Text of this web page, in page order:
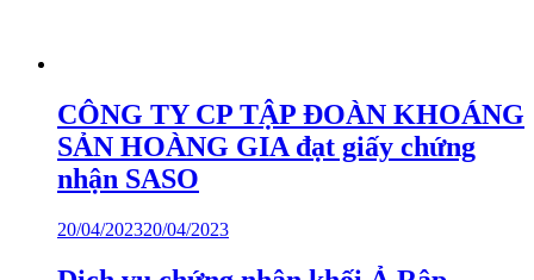
CÔNG TY CP TẬP ĐOÀN KHOÁNG
SẢN HOÀNG GIA đạt giấy chứng
nhận SASO
20/04/202320/04/2023